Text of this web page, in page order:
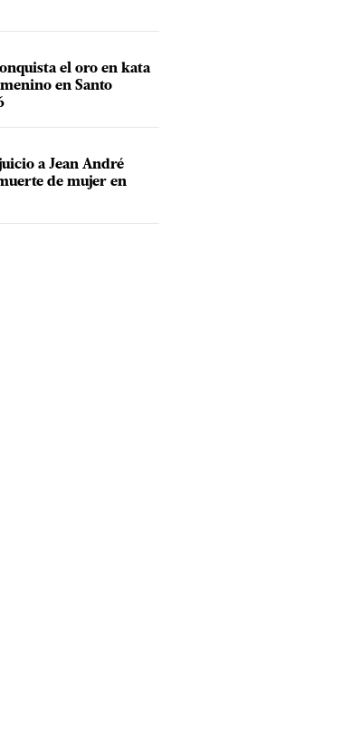
el oro en kata
en Santo
a Jean André
de mujer en